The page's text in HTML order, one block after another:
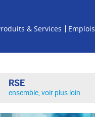
& Services
RSE
ensemble, voir plus loin